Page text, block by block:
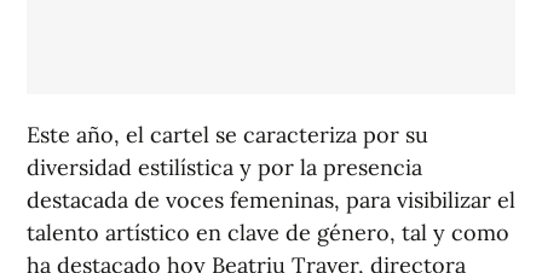
Este año, el cartel se caracteriza por su
diversidad estilística y por la presencia
destacada de voces femeninas, para visibilizar el
talento artístico en clave de género, tal y como
ha destacado hoy Beatriu Traver, directora